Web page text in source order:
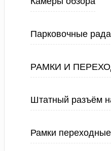
Парковочные
РАМКИ И
Штатный разъём
Рамки переходные